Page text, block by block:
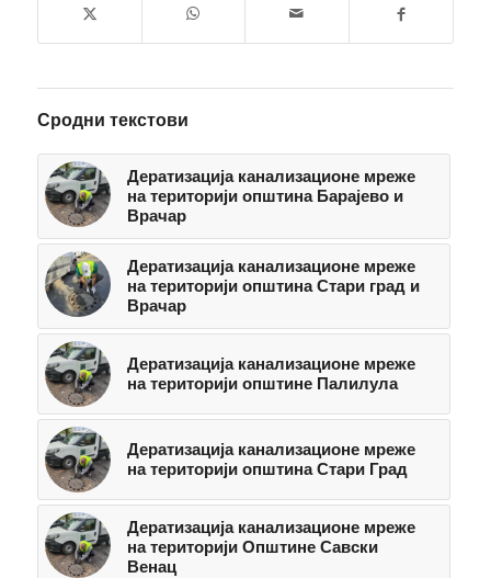
Сродни текстови
Дератизација канализационе мреже
на територији општинa Барајево и
Врачар
Дератизација канализационе мреже
на територији општина Стари град и
Врачар
Дератизација канализационе мреже
на територији општине Палилула
Дератизација канализационе мреже
на територији општина Стари Град
Дератизација канализационе мреже
на територији Општине Савски
Венац